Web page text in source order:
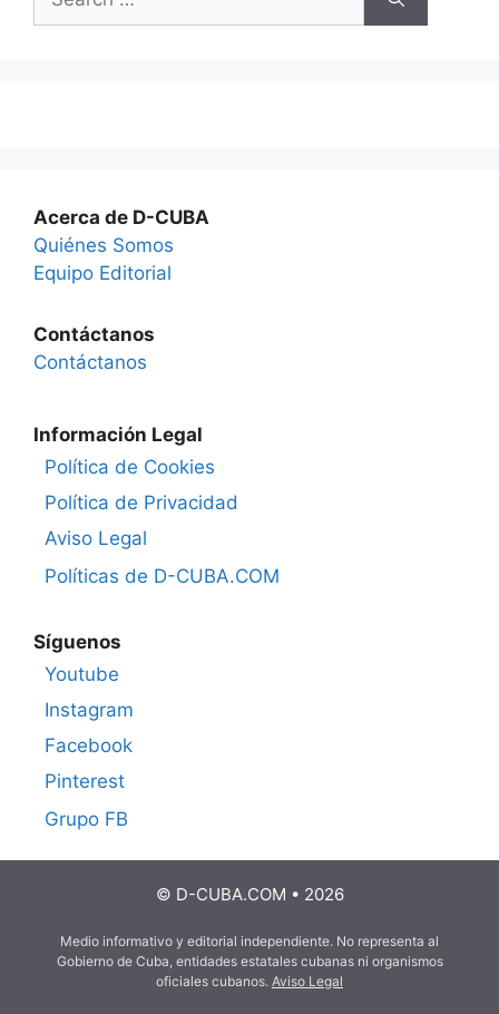
for:
Acerca de D-CUBA
Quiénes Somos
Equipo Editorial
Contáctanos
Contáctanos
Información Legal
Política de Cookies
Política de Privacidad
Aviso Legal
Políticas de D-CUBA.COM
Síguenos
Youtube
Instagram
Facebook
Pinterest
Grupo FB
© D-CUBA.COM • 2026
Medio informativo y editorial independiente. No representa al
Gobierno de Cuba, entidades estatales cubanas ni organismos
oficiales cubanos. Aviso Legal